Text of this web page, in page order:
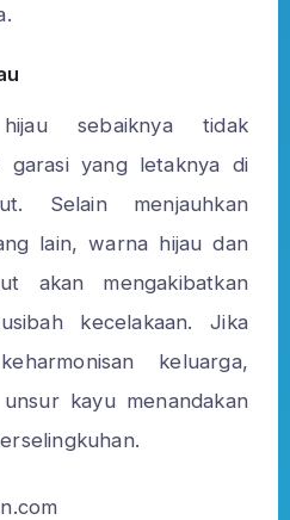
sebaiknya tidak
garasi yang letaknya di
Selain menjauhkan
lain, warna hijau dan
akan mengakibatkan
kecelakaan. Jika
keluarga,
kayu menandakan